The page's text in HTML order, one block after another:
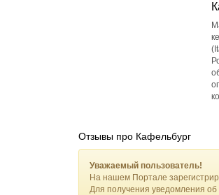
Отзывы про Кафельбург
Уважаемый пользователь!
На нашем Портале
Для получения уведомления об